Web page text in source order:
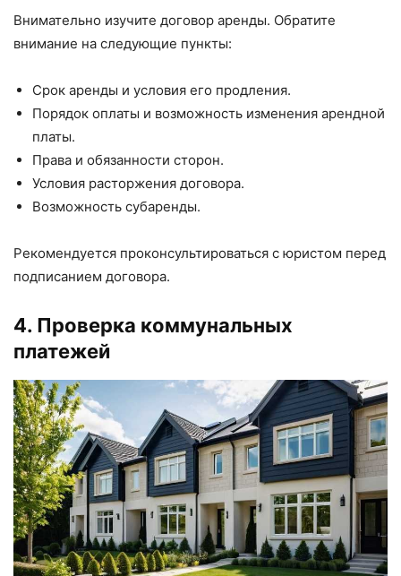
Внимательно изучите договор аренды. Обратите
внимание на следующие пункты:
Срок аренды и условия его продления.
Порядок оплаты и возможность изменения арендной
платы.
Права и обязанности сторон.
Условия расторжения договора.
Возможность субаренды.
Рекомендуется проконсультироваться с юристом перед
подписанием договора.
4. Проверка коммунальных
платежей